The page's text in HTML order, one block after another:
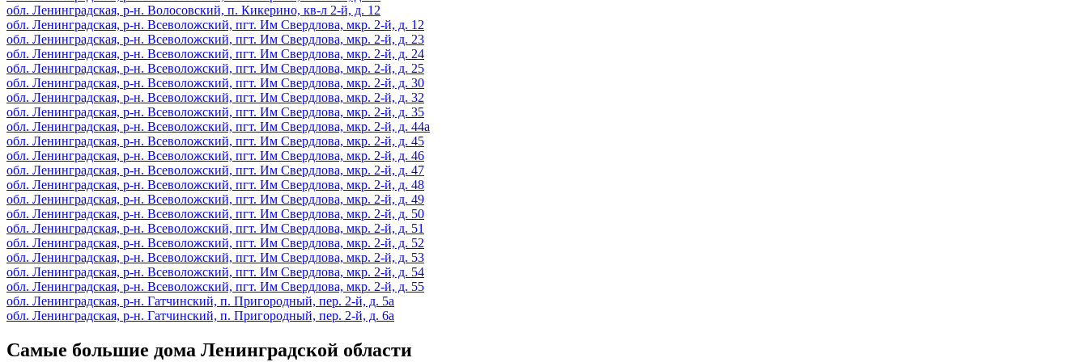
обл. Ленинградская, р-н. Волосовский, п. Кикерино, кв-л 2-й, д. 12
обл. Ленинградская, р-н. Всеволожский, пгт. Им Свердлова, мкр. 2-й, д. 12
обл. Ленинградская, р-н. Всеволожский, пгт. Им Свердлова, мкр. 2-й, д. 23
обл. Ленинградская, р-н. Всеволожский, пгт. Им Свердлова, мкр. 2-й, д. 24
обл. Ленинградская, р-н. Всеволожский, пгт. Им Свердлова, мкр. 2-й, д. 25
обл. Ленинградская, р-н. Всеволожский, пгт. Им Свердлова, мкр. 2-й, д. 30
обл. Ленинградская, р-н. Всеволожский, пгт. Им Свердлова, мкр. 2-й, д. 32
обл. Ленинградская, р-н. Всеволожский, пгт. Им Свердлова, мкр. 2-й, д. 35
обл. Ленинградская, р-н. Всеволожский, пгт. Им Свердлова, мкр. 2-й, д. 44а
обл. Ленинградская, р-н. Всеволожский, пгт. Им Свердлова, мкр. 2-й, д. 45
обл. Ленинградская, р-н. Всеволожский, пгт. Им Свердлова, мкр. 2-й, д. 46
обл. Ленинградская, р-н. Всеволожский, пгт. Им Свердлова, мкр. 2-й, д. 47
обл. Ленинградская, р-н. Всеволожский, пгт. Им Свердлова, мкр. 2-й, д. 48
обл. Ленинградская, р-н. Всеволожский, пгт. Им Свердлова, мкр. 2-й, д. 49
обл. Ленинградская, р-н. Всеволожский, пгт. Им Свердлова, мкр. 2-й, д. 50
обл. Ленинградская, р-н. Всеволожский, пгт. Им Свердлова, мкр. 2-й, д. 51
обл. Ленинградская, р-н. Всеволожский, пгт. Им Свердлова, мкр. 2-й, д. 52
обл. Ленинградская, р-н. Всеволожский, пгт. Им Свердлова, мкр. 2-й, д. 53
обл. Ленинградская, р-н. Всеволожский, пгт. Им Свердлова, мкр. 2-й, д. 54
обл. Ленинградская, р-н. Всеволожский, пгт. Им Свердлова, мкр. 2-й, д. 55
обл. Ленинградская, р-н. Гатчинский, п. Пригородный, пер. 2-й, д. 5а
обл. Ленинградская, р-н. Гатчинский, п. Пригородный, пер. 2-й, д. 6а
Самые большие дома Ленинградской области